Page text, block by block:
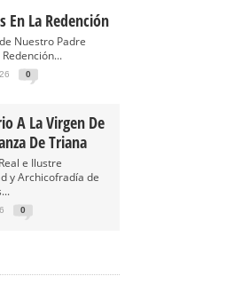
En La Redención
Nuestro Padre
Redención...
0
A La Virgen De
De Triana
e Ilustre
y Archicofradía de
0